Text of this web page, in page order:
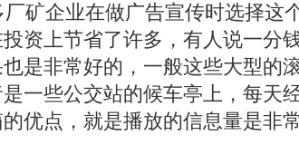
矿企业在做广告宣传时选择这
资上节省了许多，有人说一分
是非常好的，一般这些大型的
一些公交站的候车亭上，每天
优点，就是播放的信息量是非